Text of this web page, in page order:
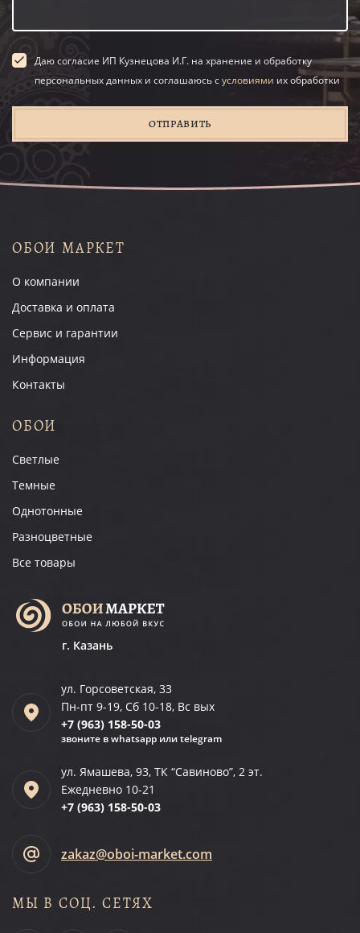
Даю согласие ИП Кузнецова И.Г. на хранение и обработку
персональных данных и соглашаюсь сусловиями их обработки
ОТПРАВИТЬ
ОБОИ МАРКЕТ
О компании
Доставка и оплата
Сервис и гарантии
Информация
Контакты
ОБОИ
Светлые
Темные
Однотонные
Разноцветные
Все товары
г. Казань
ул. Горсоветская, 33
Пн-пт 9-19, Сб 10-18, Вс вых
+7 (963) 158-50-03
звоните в whatsapp или telegram
ул. Ямашева, 93, ТК “Савиново”, 2 эт.
Ежедневно 10-21
+7 (963) 158-50-03
zakaz@oboi-market.com
МЫ В СОЦ. СЕТЯХ